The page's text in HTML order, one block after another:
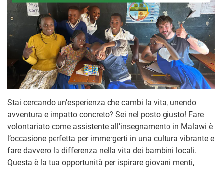
Stai cercando un’esperienza che cambi la vita, unendo
avventura e impatto concreto? Sei nel posto giusto! Fare
volontariato come assistente all’insegnamento in Malawi è
l’occasione perfetta per immergerti in una cultura vibrante e
fare davvero la differenza nella vita dei bambini locali.
Questa è la tua opportunità per ispirare giovani menti,